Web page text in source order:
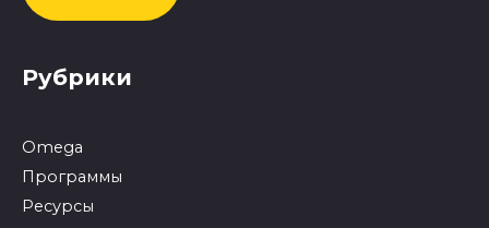
Рубрики
Omega
Программы
Ресурсы